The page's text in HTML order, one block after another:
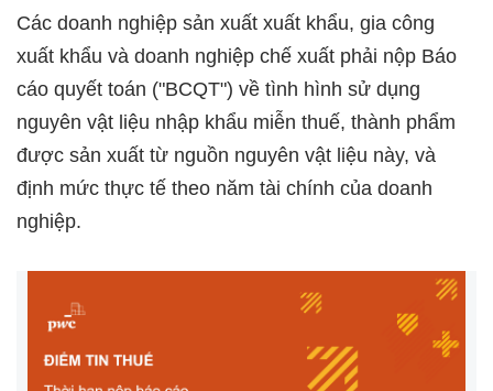
Các doanh nghiệp sản xuất xuất khẩu, gia công
xuất khẩu và doanh nghiệp chế xuất phải nộp Báo
cáo quyết toán ("BCQT") về tình hình sử dụng
nguyên vật liệu nhập khẩu miễn thuế, thành phẩm
được sản xuất từ nguồn nguyên vật liệu này, và
định mức thực tế theo năm tài chính của doanh
nghiệp.